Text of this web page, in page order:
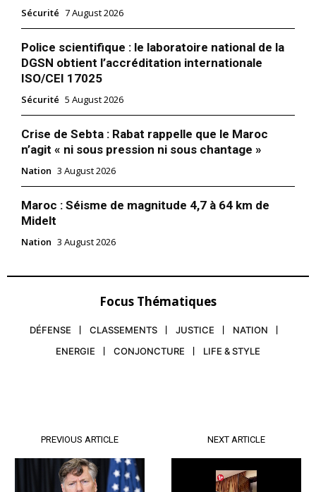
Sécurité 7 August 2026
Police scientifique : le laboratoire national de la
DGSN obtient l’accréditation internationale
ISO/CEI 17025
Sécurité 5 August 2026
Crise de Sebta : Rabat rappelle que le Maroc
n’agit « ni sous pression ni sous chantage »
Nation 3 August 2026
Maroc : Séisme de magnitude 4,7 à 64 km de
Midelt
Nation 3 August 2026
Focus Thématiques
DÉFENSE CLASSEMENTS JUSTICE
NATION
ENERGIE
CONJONCTURE LIFE & STYLE
PREVIOUS ARTICLE NEXT ARTICLE